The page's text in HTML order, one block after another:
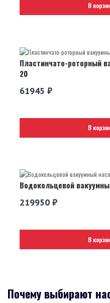
В
Пластинчато-роторный
20
61945 ₽
В
Водокольцевой
219950 ₽
В
Почему выбирают